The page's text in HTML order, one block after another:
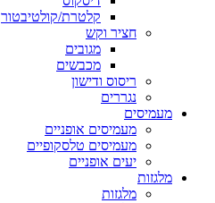
קלטרת/קולטיבטור
חציר וקש
מגובים
מכבשים
ריסוס ודישון
נגררים
מעמיסים
מעמיסים אופניים
מעמיסים טלסקופיים
יעים אופניים
מלגזות
מלגזות